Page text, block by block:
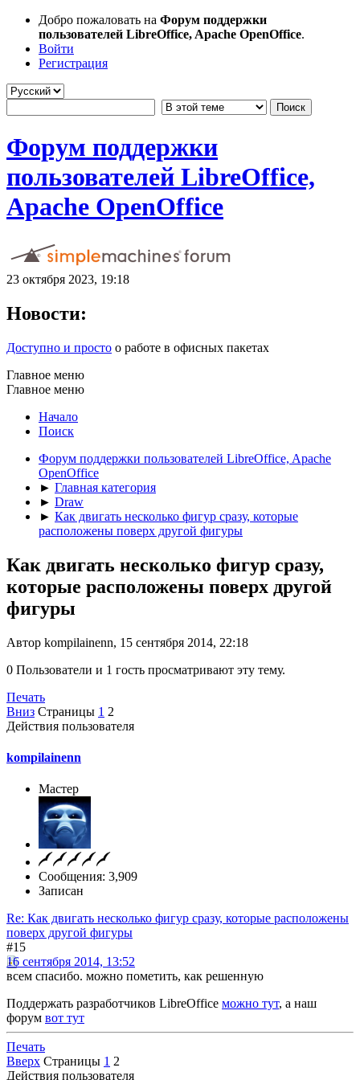
Добро пожаловать на Форум поддержки
пользователей LibreOffice, Apache OpenOffice.
Войти
Регистрация
Форум поддержки
пользователей LibreOffice,
Apache OpenOffice
23 октября 2023, 19:18
Новости:
Доступно и просто о работе в офисных пакетах
Главное меню
Главное меню
Начало
Поиск
Форум поддержки пользователей LibreOffice, Apache
OpenOffice
► Главная категория
► Draw
► Как двигать несколько фигур сразу, которые
расположены поверх другой фигуры
Как двигать несколько фигур сразу,
которые расположены поверх другой
фигуры
Автор kompilainenn, 15 сентября 2014, 22:18
0 Пользователи и 1 гость просматривают эту тему.
Печать
Вниз Страницы 1 2
Действия пользователя
kompilainenn
Мастер
Сообщения: 3,909
Записан
Re: Как двигать несколько фигур сразу, которые расположены
поверх другой фигуры
#15
16 сентября 2014, 13:52
всем спасибо. можно пометить, как решенную
Поддержать разработчиков LibreOffice можно тут, а наш
форум вот тут
Печать
Вверх Страницы 1 2
Действия пользователя